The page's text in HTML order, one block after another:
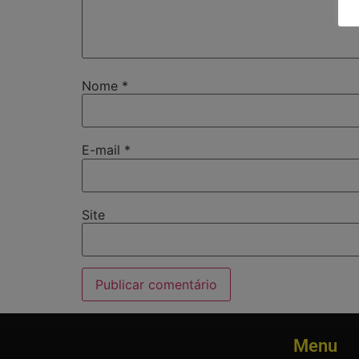
Nome *
E-mail *
Site
Menu